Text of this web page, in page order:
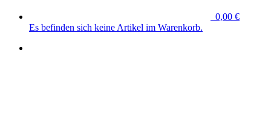
0,00 €
Es befinden sich keine Artikel im Warenkorb.